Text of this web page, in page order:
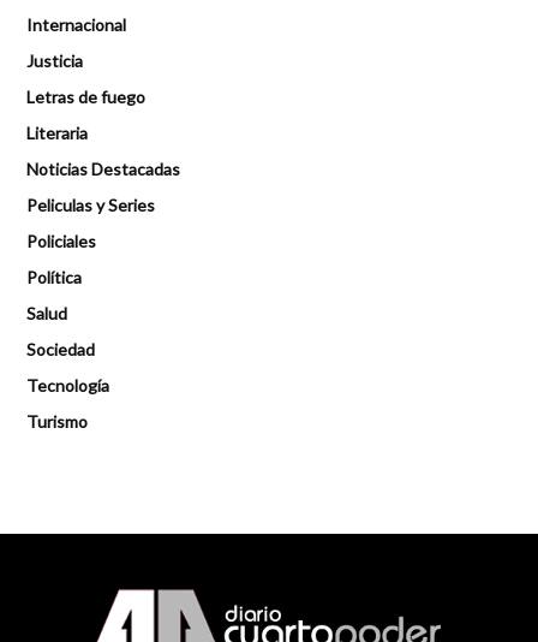
Internacional
Justicia
Letras de fuego
Literaria
Noticias Destacadas
Peliculas y Series
Policiales
Política
Salud
Sociedad
Tecnología
Turismo